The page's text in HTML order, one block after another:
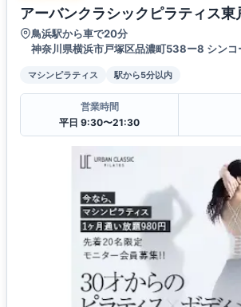
アーバンクラシックピラティス東
鳥浜駅から車で20分
神奈川県横浜市戸塚区品濃町538ー8 シン
マシンピラティス 駅から5分以内
営業時間
平日 9:30〜21:30